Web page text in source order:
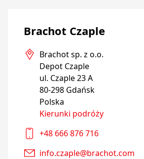
Brachot Czaple
Brachot sp. z o.o.
Depot Czaple
ul. Czaple 23 A
80-298 Gdańsk
Polska
Kierunki podróży
+48 666 876 716
info.czaple@brachot.com